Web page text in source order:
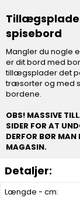
Længde - cm:
spisebord
Mangler du nogle
er dit bord med
tillægsplader det
træsorter og med
bordene.
OBS! MASSIVE
SIDER FOR AT
DERFOR BØR MAN
MAGASIN.